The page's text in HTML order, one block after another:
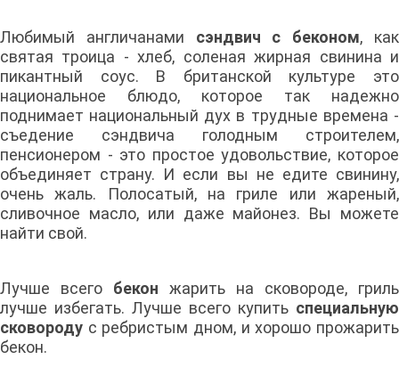
Любимый англичанами сэндвич с беконом, как
святая троица - хлеб, соленая жирная свинина и
пикантный соус. В британской культуре это
национальное блюдо, которое так надежно
поднимает национальный дух в трудные времена -
съедение сэндвича голодным строителем,
пенсионером - это простое удовольствие, которое
объединяет страну. И если вы не едите свинину,
очень жаль. Полосатый, на гриле или жареный,
сливочное масло, или даже майонез. Вы можете
найти свой.
Лучше всего бекон жарить на сковороде, гриль
лучше избегать. Лучше всего купить специальную
сковороду с ребристым дном, и хорошо прожарить
бекон.